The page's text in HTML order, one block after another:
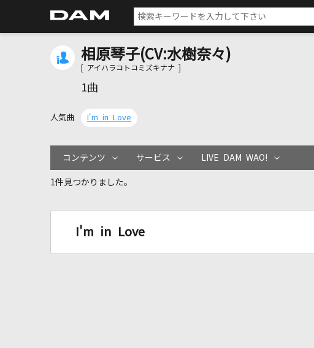
相原琴子(CV:水樹奈々)
[ アイハラコトコミズキナナ ]
1曲
人気曲 I'm in Love
コンテンツ サービス LIVE DAM WAO!
1件見つかりました。
I'm in Love